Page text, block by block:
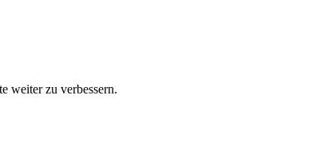
weiter zu verbessern.